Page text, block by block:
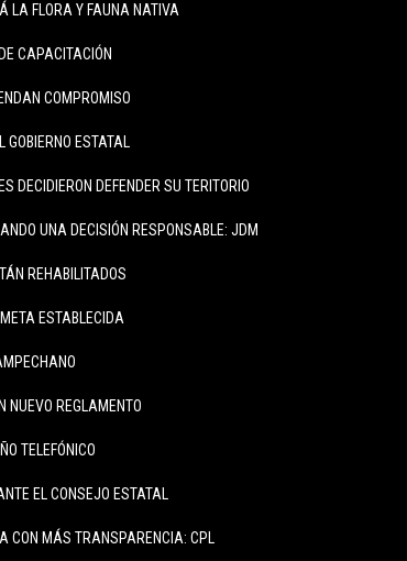
LA FLORA Y FAUNA NATIVA
CAPACITACIÓN
COMPROMISO
GOBIERNO ESTATAL
DECIDIERON DEFENDER SU TERITORIO
UNA DECISIÓN RESPONSABLE: JDM
REHABILITADOS
ESTABLECIDA
NUEVO REGLAMENTO
TELEFÓNICO
EL CONSEJO ESTATAL
CON MÁS TRANSPARENCIA: CPL